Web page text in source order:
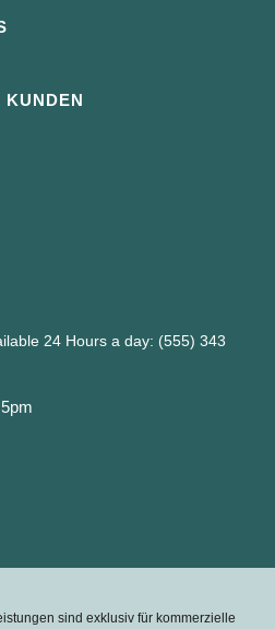
KUNDEN
24 Hours a day: (555) 343
sind exklusiv für kommerzielle